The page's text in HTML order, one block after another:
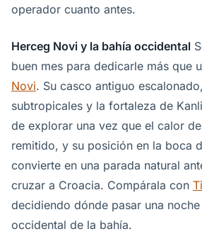
operador cuanto antes.
Herceg Novi y la bahía occidental
buen mes para dedicarle más que
Novi. Su casco antiguo
subtropicales y la fortaleza de
de explorar una vez que el calor
remitido, y su posición en la boca
convierte en una parada natural
cruzar a Croacia. Compárala con
decidiendo dónde pasar una
occidental de la bahía.